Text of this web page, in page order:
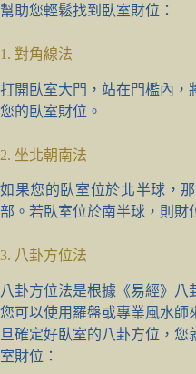
幫助您輕鬆找到臥室財位：
1. 對角線法
打開臥室大門，站在門檻內，
您的臥室財位。
2. 坐北朝南法
如果您的臥室位於北半球，
部。若臥室位於南半球，則財
3. 八卦方位法
八卦方位法是根據《易經》八
您可以使用羅盤或專業風水師
旦確定好臥室的八卦方位，
室財位：